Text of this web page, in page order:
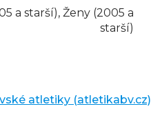
a starší), Ženy (2005 a
starší)
atletiky (atletikabv.cz)